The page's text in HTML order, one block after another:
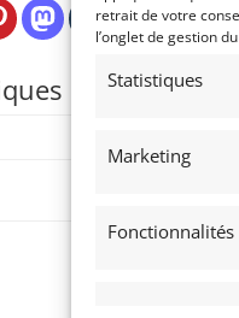
retrait de votre
l’onglet de gestion
Statistiques
Marketing
Fonctionnalités